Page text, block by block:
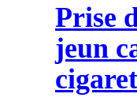
Prise
jeun